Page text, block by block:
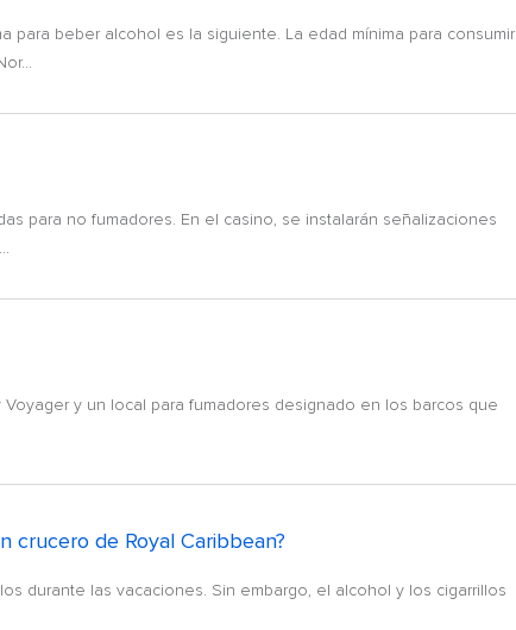
beber alcohol es la siguiente. La edad mínima para consumir
para no fumadores. En el casino, se instalarán señalizaciones
y un local para fumadores designado en los barcos que
de Royal Caribbean?
durante las vacaciones. Sin embargo, el alcohol y los cigarrillos